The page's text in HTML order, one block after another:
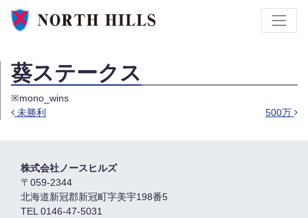
葵ステークス
※mono_wins
未勝利 500万
株式会社ノースヒルズ
〒059-2344
北海道新冠郡新冠町字美宇198番5
TEL 0146-47-5031